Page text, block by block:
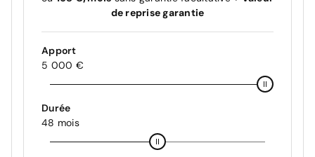
de reprise garantie
Apport
5 000 €
Durée
48 mois